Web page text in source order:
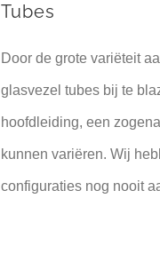
Tubes
Door de grote variëteit
glasvezel tubes bij te
hoofdleiding, een
kunnen variëren. Wij
configuraties nog nooit